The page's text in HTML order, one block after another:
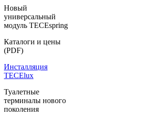
Новый
универсальный
модуль TECEspring
Каталоги и цены
(PDF)
Инсталляция
TECElux
Туалетные
терминалы нового
поколения